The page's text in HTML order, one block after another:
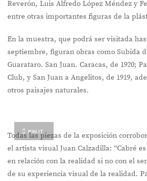
Reverón, Luis Alfredo López Méndez y
entre otras importantes figuras de la
En la muestra, que podrá ser visitada
septiembre, figuran obras como Subida
Guarataro. San Juan. Caracas, de 1920;
Club, y San Juan a Angelitos, de 1919,
otros paisajes naturales.
PIN IT
Todas las piezas de la exposición
el artista visual Juan Calzadilla: “Cabré
en relación con la realidad si no con el
de su experiencia visual de la realidad.